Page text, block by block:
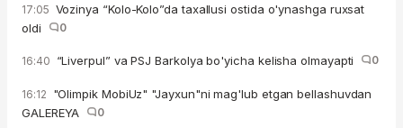
17:05 Vozinya “Kolo-Kolo”da taxallusi ostida o'ynashga ruxsat
oldi
0
16:40 “Liverpul” va PSJ Barkolya bo'yicha kelisha olmayapti 0
16:12 "Olimpik MobiUz" "Jayxun"ni mag'lub etgan bellashuvdan
GALEREYA
0